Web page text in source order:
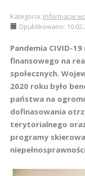
Kategoria: Informacje
Opublikowano:
Pandemia CIVID-
finansowego na
społecznych.
2020 roku było
państwa na
dofinasowania
terytorialnego
programy